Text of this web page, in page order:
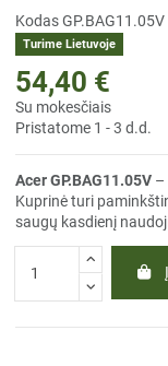
KodasGP.BAG11.05V
Turime Lietuvoje
54,40 €
Su mokesčiais
Pristatome 1 - 3 d.d.
Acer GP.BAG11.05V –
Kuprinė turi
saugų kasdienį